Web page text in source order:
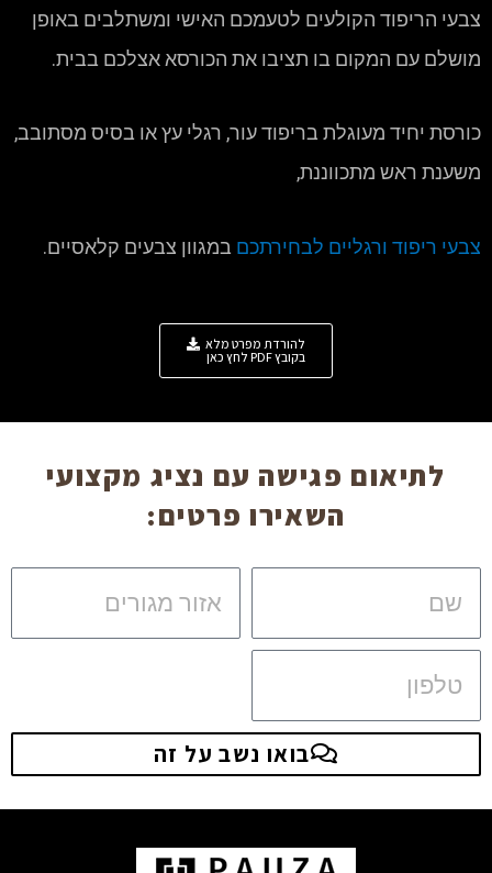
צבעי הריפוד הקולעים לטעמכם האישי ומשתלבים באופן
מושלם עם המקום בו תציבו את הכורסא אצלכם בבית.
כורסת יחיד מעוגלת בריפוד עור, רגלי עץ או בסיס מסתובב,
משענת ראש מתכווננת,
צבעי ריפוד ורגליים לבחירתכם במגוון צבעים קלאסיים.
להורדת מפרט מלא
בקובץ PDF לחץ כאן
לתיאום פגישה עם נציג מקצועי
השאירו פרטים:
מגורים
בואו נשב על זה